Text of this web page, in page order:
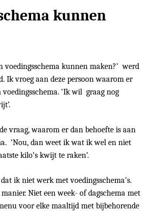
kunnen
voedingsschema kunnen maken?’ werd
Ik vroeg aan deze persoon waarom er
voedingsschema. ‘Ik wil graag nog
vraag, waarom er dan behoefte is aan
‘Nou, dan weet ik wat ik wel en niet
kilo’s kwijt te raken’.
ik niet werk met voedingsschema’s.
Niet een week- of dagschema met
voor elke maaltijd met bijbehorende